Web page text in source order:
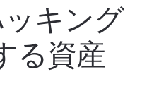
ッキング
る資産